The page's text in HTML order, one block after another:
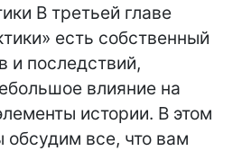
В третьей главе
есть собственный
и последствий,
влияние на
истории. В этом
обсудим все, что вам